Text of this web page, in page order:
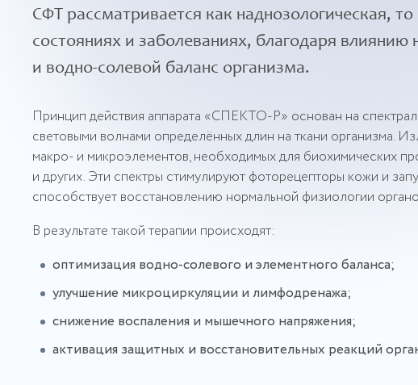
СФТ рассматривается как наднозологическая,
состояниях и заболеваниях, благодаря
и водно-солевой баланс организма.
Принцип действия аппарата «СПЕКТО-Р» основан на
световыми волнами определённых длин на ткани организма.
макро- и микроэлементов, необходимых для биохимических
и других. Эти спектры стимулируют фоторецепторы кожи и
способствует восстановлению нормальной физиологии
В результате такой терапии происходят:
оптимизация водно-солевого и элементного баланса;
улучшение микроциркуляции и лимфодренажа;
снижение воспаления и мышечного напряжения;
активация защитных и восстановительных реакций